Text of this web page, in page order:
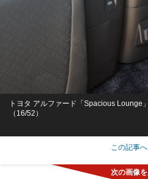
トヨタ アルファード「Spacious Lounge
（16/52）
この記事